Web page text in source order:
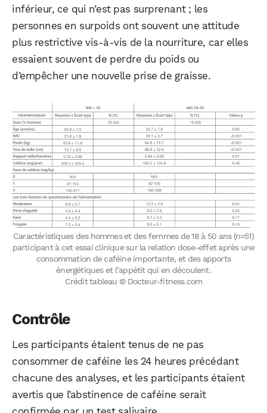
inférieur, ce qui n’est pas surprenant ; les
personnes en surpoids ont souvent une attitude
plus restrictive vis-à-vis de la nourriture, car elles
essaient souvent de perdre du poids ou
d’empêcher une nouvelle prise de graisse.
Caractéristiques des hommes et des femmes de 18 à 50 ans (n=51)
participant à cet essai clinique sur la relation dose-effet après une
consommation de caféine importante, et des apports
énergétiques et l’appétit qui en découlent.
Crédit tableau © Docteur-fitness.com
Contrôle
Les participants étaient tenus de ne pas
consommer de caféine les 24 heures précédant
chacune des analyses, et les participants étaient
avertis que l’abstinence de caféine serait